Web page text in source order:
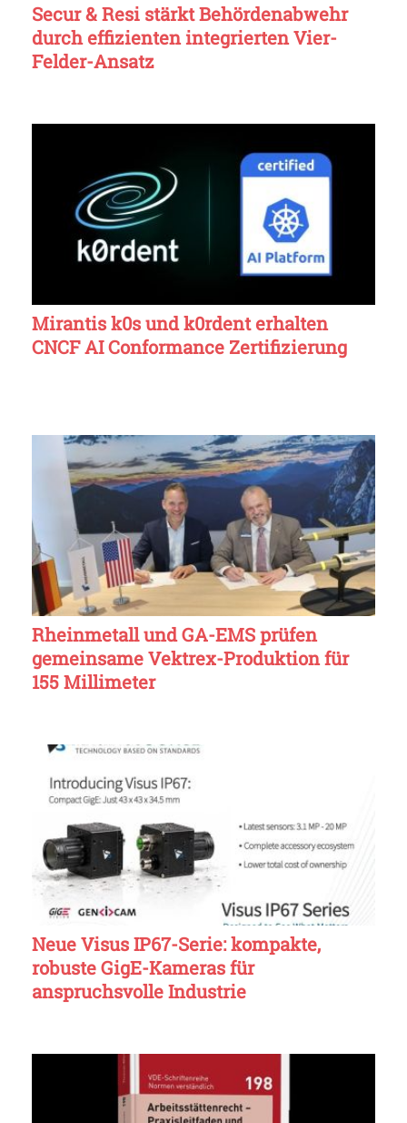
Secur & Resi stärkt Behördenabwehr
durch effizienten integrierten Vier-
Felder-Ansatz
Mirantis k0s und k0rdent erhalten
CNCF AI Conformance Zertifizierung
Rheinmetall und GA-EMS prüfen
gemeinsame Vektrex-Produktion für
155 Millimeter
Neue Visus IP67-Serie: kompakte,
robuste GigE-Kameras für
anspruchsvolle Industrie